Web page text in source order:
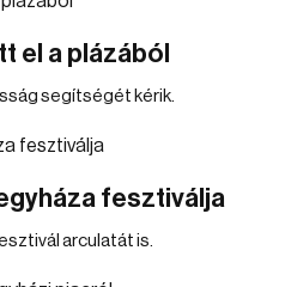
el a plázából
segítségét kérik.
fesztiválja
arculatát is.